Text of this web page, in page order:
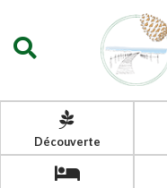
Découverte